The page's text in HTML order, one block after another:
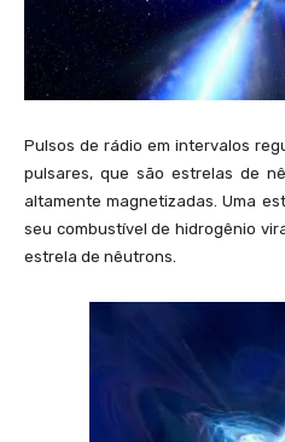
Pulsos de rádio em intervalos
pulsares, que são estrelas de
altamente magnetizadas. Uma
seu combustível de hidrogênio
estrela de nêutrons.